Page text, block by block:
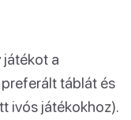
játékot a
táblát és
ivós játékokhoz).